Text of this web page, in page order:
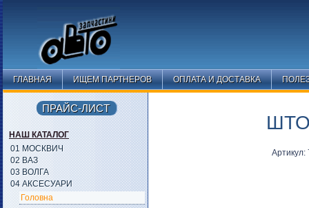
ГЛАВНАЯ ИЩЕМ ПАРТНЕРОВ ОПЛАТА И ДОСТАВКА
ПРАЙС-ЛИСТ
НАШ КАТАЛОГ
01 МОСКВИЧ
02 ВАЗ
03 ВОЛГА
04 АКСЕСУАРИ
Головна